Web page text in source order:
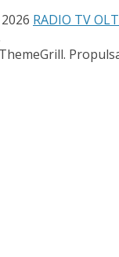
RADIO TV